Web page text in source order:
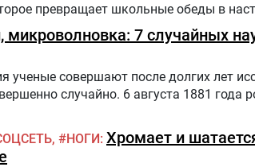
превращает школьные обеды в
микроволновка: 7 случайных
ученые совершают после долгих лет
случайно. 6 августа 1881 года
НОГИ Хромает и